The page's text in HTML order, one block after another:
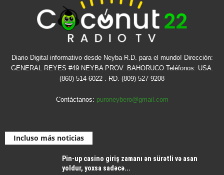
Diario Digital informativo desde Neyba R.D. para el mundo! Dirección:
GENERAL REYES #49 NEYBA PROV. BAHORUCO Teléfonos: USA.
(860) 514-6022 . RD. (809) 527-9208
Contáctanos: puroneybero@gmail.com
Incluso más noticias
Pin-up casino giriş zamanı ən sürətli və asan
yoldur, yoxsa sadəcə...